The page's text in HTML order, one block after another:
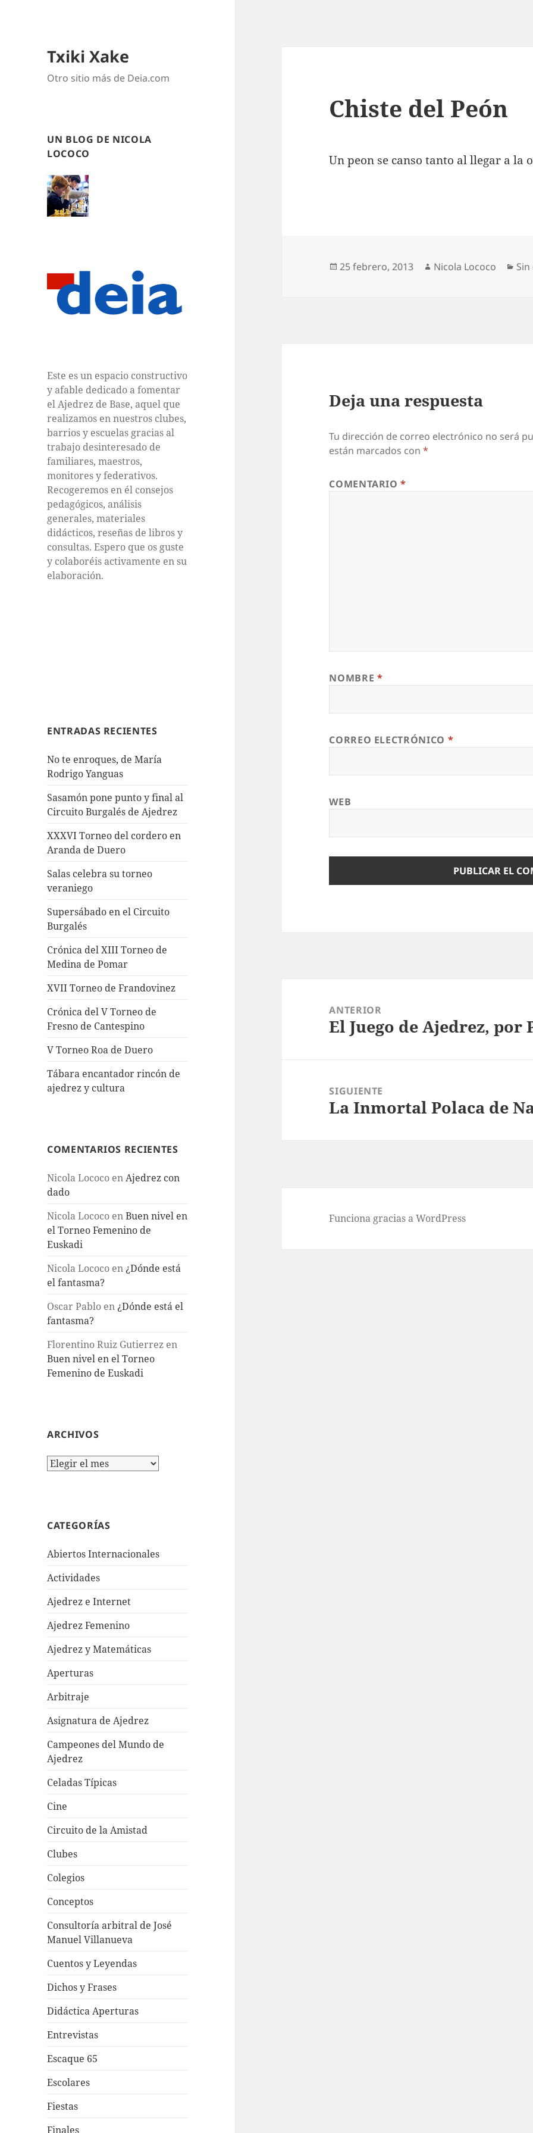
Txiki Xake
Otro sitio más de Deia.com
UN BLOG DE NICOLA
LOCOCO
Este es un espacio constructivo
y afable dedicado a fomentar
el Ajedrez de Base, aquel que
realizamos en nuestros clubes,
barrios y escuelas gracias al
trabajo desinteresado de
familiares, maestros,
monitores y federativos.
Recogeremos en él consejos
pedagógicos, análisis
generales, materiales
didácticos, reseñas de libros y
consultas. Espero que os guste
y colaboréis activamente en su
elaboración.
ENTRADAS RECIENTES
No te enroques, de María
Rodrigo Yanguas
Sasamón pone punto y final al
Circuito Burgalés de Ajedrez
XXXVI Torneo del cordero en
Aranda de Duero
Salas celebra su torneo
veraniego
Supersábado en el Circuito
Burgalés
Crónica del XIII Torneo de
Medina de Pomar
XVII Torneo de Frandovinez
Crónica del V Torneo de
Fresno de Cantespino
V Torneo Roa de Duero
Tábara encantador rincón de
ajedrez y cultura
COMENTARIOS RECIENTES
Nicola Lococo enAjedrez con
dado
Nicola Lococo enBuen nivel en
el Torneo Femenino de
Euskadi
Nicola Lococo en¿Dónde está
el fantasma?
Oscar Pablo en¿Dónde está el
fantasma?
Florentino Ruiz Gutierrez en
Buen nivel en el Torneo
Femenino de Euskadi
ARCHIVOS
Archivos
CATEGORÍAS
Abiertos Internacionales
Actividades
Ajedrez e Internet
Ajedrez Femenino
Ajedrez y Matemáticas
Aperturas
Arbitraje
Asignatura de Ajedrez
Campeones del Mundo de
Ajedrez
Celadas Típicas
Cine
Circuito de la Amistad
Clubes
Colegios
Conceptos
Consultoría arbitral de José
Manuel Villanueva
Cuentos y Leyendas
Dichos y Frases
Didáctica Aperturas
Entrevistas
Escaque 65
Escolares
Fiestas
Finales
Chiste del Peón
Un peon se canso tanto al llegar a la
Publicado
25 febrero, 2013 Autor
Nicola Lococo
Deja una respuesta
Tu dirección de correo electrónico no será
están marcados con*
COMENTARIO*
NOMBRE *
CORREO ELECTRÓNICO *
WEB
entradas
ANTERIOR
Entrada
El Juego de Ajedrez, por
SIGUIENTE
Entrada
La Inmortal Polaca de
Funciona gracias a WordPress